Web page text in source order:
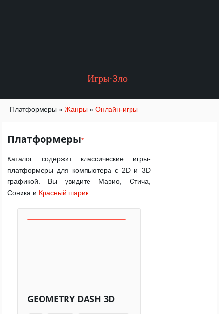
Игры·Зло
Платформеры » Жанры » Онлайн-игры
Платформеры*
Каталог содержит классические игры-
платформеры для компьютера с 2D и 3D
графикой. Вы увидите Марио, Стича,
Соника и Красный шарик
GEOMETRY DASH 3D